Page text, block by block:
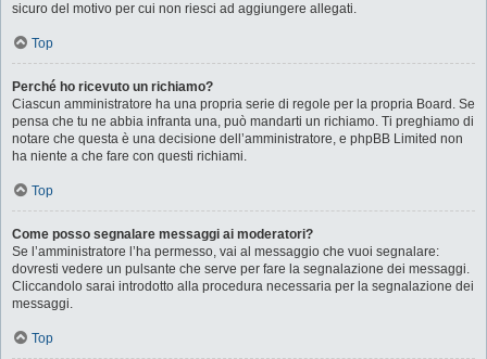
sicuro del motivo per cui non riesci ad aggiungere allegati.
Top
Perché ho ricevuto un richiamo?
Ciascun amministratore ha una propria serie di regole per la propria Board. Se
pensa che tu ne abbia infranta una, può mandarti un richiamo. Ti preghiamo di
notare che questa è una decisione dell’amministratore, e phpBB Limited non
ha niente a che fare con questi richiami.
Top
Come posso segnalare messaggi ai moderatori?
Se l’amministratore l’ha permesso, vai al messaggio che vuoi segnalare:
dovresti vedere un pulsante che serve per fare la segnalazione dei messaggi.
Cliccandolo sarai introdotto alla procedura necessaria per la segnalazione dei
messaggi.
Top